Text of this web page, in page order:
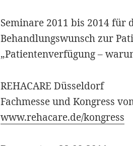
Seminare 2011 bis 2014 für
Behandlungswunsch zur
„Patientenverfügung –
REHACARE Düsseldorf
Fachmesse und Kongress
www.rehacare.de/kongress